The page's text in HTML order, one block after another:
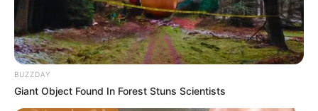
BUZZDAY
Giant Object Found In Forest Stuns Scientists